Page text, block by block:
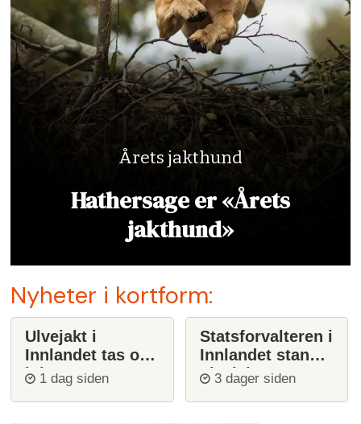
Årets jakthund
Hathersage er «Årets
jakthund»
Nyheter i kortform:
Ulvejakt i
Innlandet tas opp
igjen
1 dag siden
Statsforvalteren i
Innlandet stanser
ulvejakt
3 dager siden